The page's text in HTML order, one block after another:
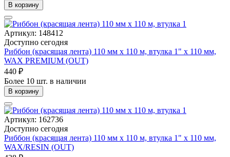
В корзину
Артикул: 148412
Доступно сегодня
Риббон (красящая лента) 110 мм х 110 м, втулка 1" x 110 мм,
WAX PREMIUM (OUT)
440 ₽
Более 10 шт. в наличии
В корзину
Артикул: 162736
Доступно сегодня
Риббон (красящая лента) 110 мм х 110 м, втулка 1" x 110 мм,
WAX/RESIN (OUT)